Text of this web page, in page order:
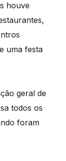
houve
uma festa
geral de
todos os
foram